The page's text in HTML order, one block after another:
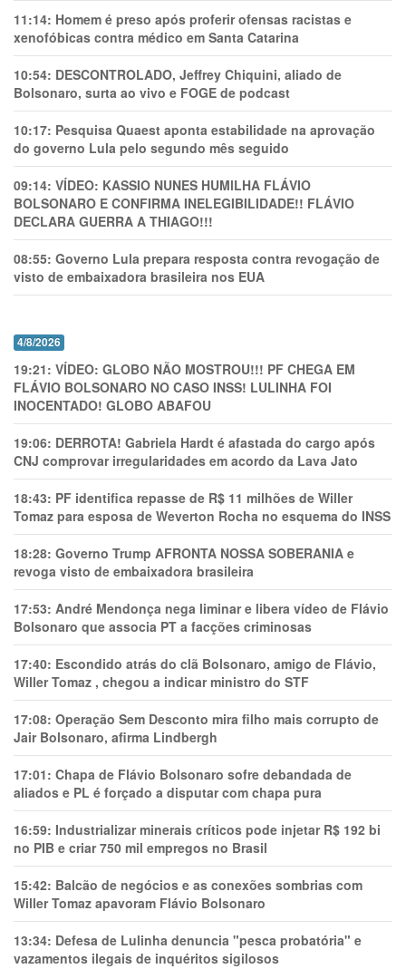
11:14: Homem é preso após proferir ofensas racistas e
xenofóbicas contra médico em Santa Catarina
10:54: DESCONTROLADO, Jeffrey Chiquini, aliado de
Bolsonaro, surta ao vivo e FOGE de podcast
10:17: Pesquisa Quaest aponta estabilidade na aprovação
do governo Lula pelo segundo mês seguido
09:14: VÍDEO: KASSIO NUNES HUMlLHA FLÁVIO
BOLSONARO E CONFIRMA INELEGIBILIDADE!! FLÁVIO
DECLARA GUERRA A THIAGO!!!
08:55: Governo Lula prepara resposta contra revogação de
visto de embaixadora brasileira nos EUA
4/8/2026
19:21: VÍDEO: GLOBO NÃO MOSTROU!!! PF CHEGA EM
FLÁVIO BOLSONARO NO CASO INSS! LULINHA FOI
INOCENTADO! GLOBO ABAFOU
19:06: DERROTA! Gabriela Hardt é afastada do cargo após
CNJ comprovar irregularidades em acordo da Lava Jato
18:43: PF identifica repasse de R$ 11 milhões de Willer
Tomaz para esposa de Weverton Rocha no esquema do INSS
18:28: Governo Trump AFRONTA NOSSA SOBERANIA e
revoga visto de embaixadora brasileira
17:53: André Mendonça nega liminar e libera vídeo de Flávio
Bolsonaro que associa PT a facções criminosas
17:40: Escondido atrás do clã Bolsonaro, amigo de Flávio,
Willer Tomaz , chegou a indicar ministro do STF
17:08: Operação Sem Desconto mira filho mais corrupto de
Jair Bolsonaro, afirma Lindbergh
17:01: Chapa de Flávio Bolsonaro sofre debandada de
aliados e PL é forçado a disputar com chapa pura
16:59: Industrializar minerais críticos pode injetar R$ 192 bi
no PIB e criar 750 mil empregos no Brasil
15:42: Balcão de negócios e as conexões sombrias com
Willer Tomaz apavoram Flávio Bolsonaro
13:34: Defesa de Lulinha denuncia "pesca probatória" e
vazamentos ilegais de inquéritos sigilosos